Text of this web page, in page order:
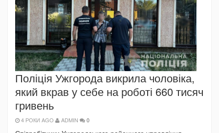
Поліція Ужгорода викрила чоловіка,
який вкрав у себе на роботі 660 тисяч
гривень
4 РОКИ AGO ADMIN 0